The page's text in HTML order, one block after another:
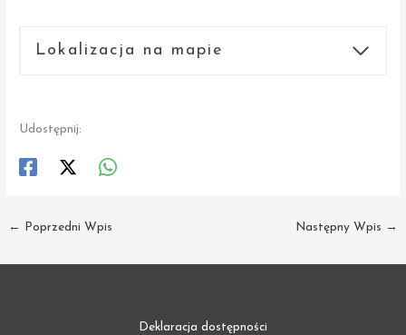
Lokalizacja na mapie
Udostępnij:
← Poprzedni Wpis Następny Wpis →
Deklaracja dostępności